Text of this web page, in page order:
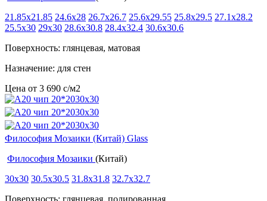
21.85x21.85 24.6x28 26.7x26.7 25.6x29.55 25.8x29.5 27.1x28.2
25.5x30 29x30 28.6x30.8 28.4x32.4 30.6x30.6
Поверхность: глянцевая, матовая
Назначение: для стен
Цена от 3 690 c/м2
Философия Мозаики (Китай) Glass
Философия Мозаики (Китай)
30x30 30.5x30.5 31.8x31.8 32.7x32.7